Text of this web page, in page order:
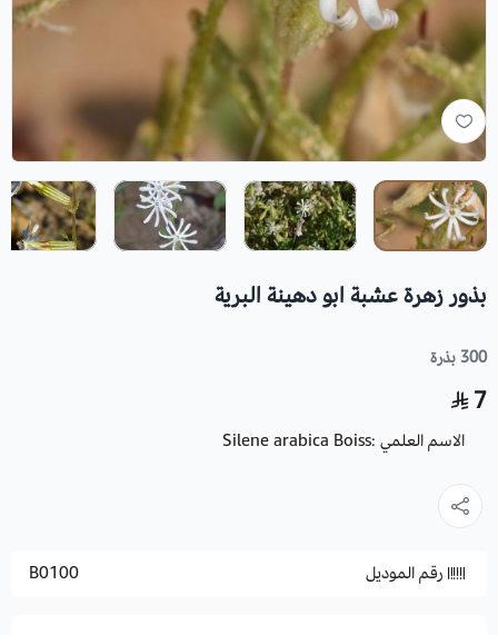
بذور زهرة عشبة ابو دهينة البرية
300 بذرة
7
الاسم العلمي :Silene arabica Boiss
رقم الموديل B0100